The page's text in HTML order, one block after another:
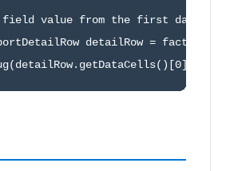
value from the first data
detailRow =